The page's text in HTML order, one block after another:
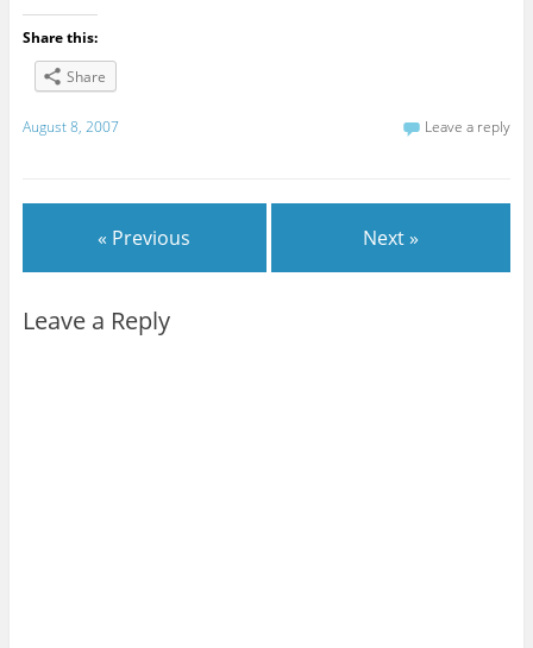
Share this:
Share
August 8, 2007 Leave a reply
« Previous Next »
Leave a Reply